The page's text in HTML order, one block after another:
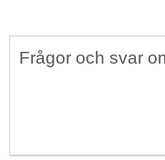
Frågor och svar